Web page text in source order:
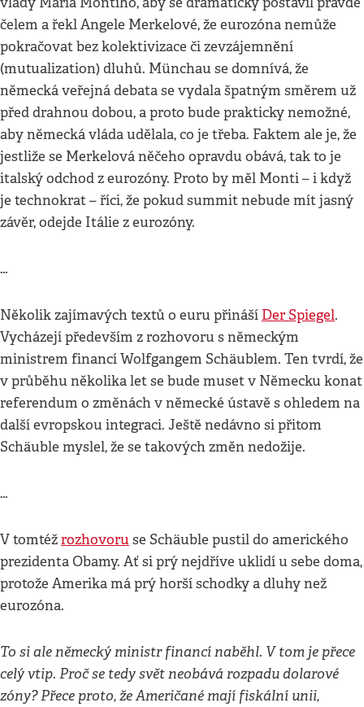
čelem a řekl Angele Merkelové, že eurozóna nemůže
pokračovat bez kolektivizace či zevzájemnění
(mutualization) dluhů. Münchau se domnívá, že
německá veřejná debata se vydala špatným směrem už
před drahnou dobou, a proto bude prakticky nemožné,
aby německá vláda udělala, co je třeba. Faktem ale je, že
jestliže se Merkelová něčeho opravdu obává, tak to je
italský odchod z eurozóny. Proto by měl Monti – i když
je technokrat – říci, že pokud summit nebude mít jasný
závěr, odejde Itálie z eurozóny.
…
Několik zajímavých textů o euru přináší Der Spiegel.
Vycházejí především z rozhovoru s německým
ministrem financí Wolfgangem Schäublem. Ten tvrdí, že
v průběhu několika let se bude muset v Německu konat
referendum o změnách v německé ústavě s ohledem na
další evropskou integraci. Ještě nedávno si přitom
Schäuble myslel, že se takových změn nedožije.
…
V tomtéžrozhovoru se Schäuble pustil do amerického
prezidenta Obamy. Ať si prý nejdříve uklidí u sebe doma,
protože Amerika má prý horší schodky a dluhy než
eurozóna.
To si ale německý ministr financí naběhl. V tom je přece
celý vtip. Proč se tedy svět neobává rozpadu dolarové
zóny? Přece proto, že Američané mají fiskální unii,